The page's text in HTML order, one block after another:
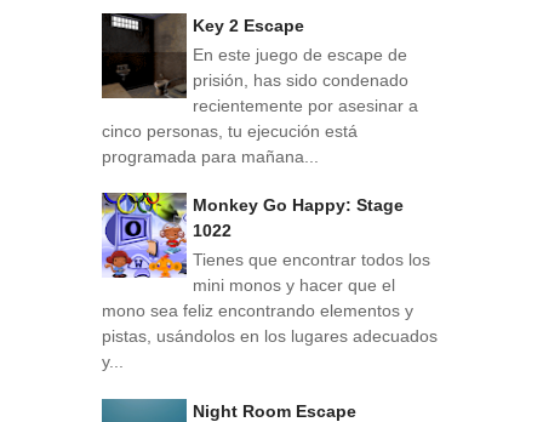
Key 2 Escape
En este juego de escape de
prisión, has sido condenado
recientemente por asesinar a
cinco personas, tu ejecución está
programada para mañana...
Monkey Go Happy: Stage
1022
Tienes que encontrar todos los
mini monos y hacer que el
mono sea feliz encontrando elementos y
pistas, usándolos en los lugares adecuados
y...
Night Room Escape